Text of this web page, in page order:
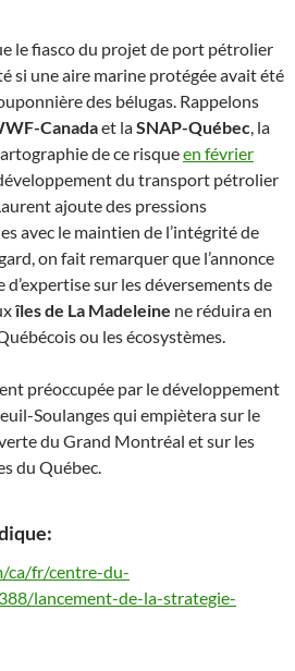
le fiasco du projet de port pétrolier
si une aire marine protégée avait été
des bélugas. Rappelons
Canadaet laSNAP-Québec, la
de ce risqueen février
du transport pétrolier
ajoute des pressions
avec le maintien de l’intégrité de
on fait remarquer que l’annonce
d’expertise sur les déversements de
îles de La Madeleine ne réduira en
ou les écosystèmes.
préoccupée par le développement
Soulanges qui empiètera sur le
du Grand Montréal et sur les
du Québec.
ca/fr/centre-du-
lancement-de-la-strategie-